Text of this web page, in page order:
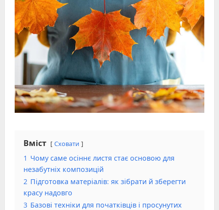
Вміст Сховати
1 Чому саме осіннє листя стає основою для
незабутніх композицій
2 Підготовка матеріалів: як зібрати й зберегти
красу надовго
3 Базові техніки для початківців і просунутих